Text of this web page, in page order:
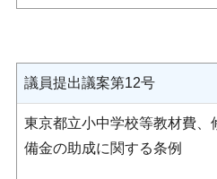
議員提出議案第12号
東京都立小中学校等教材費、
備金の助成に関する条例